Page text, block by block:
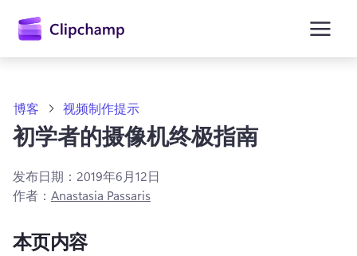
容
博客 视频制作提示
初学者的摄像机终极指南
发布日期： 2019年6月12日
作者： Anastasia Passaris
本页内容